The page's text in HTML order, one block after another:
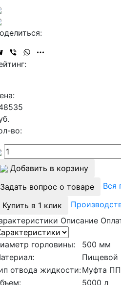
во:
Добавить в корзину
Задать вопрос о товаре
Вся
Купить в 1 клик
Описание
горловины:
500 мм
Пищевой
отвода жидкости:Муфта
5000 л